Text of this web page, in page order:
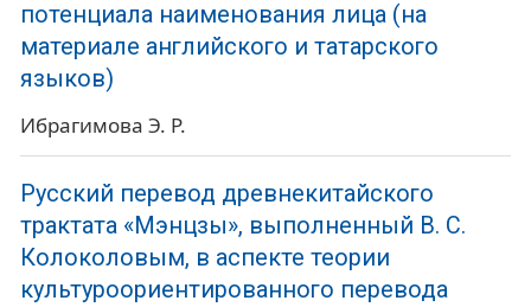
потенциала наименования лица (на
материале английского и татарского
языков)
Ибрагимова Э. Р.
Русский перевод древнекитайского
трактата «Мэнцзы», выполненный В. С.
Колоколовым, в аспекте теории
культуроориентированного перевода